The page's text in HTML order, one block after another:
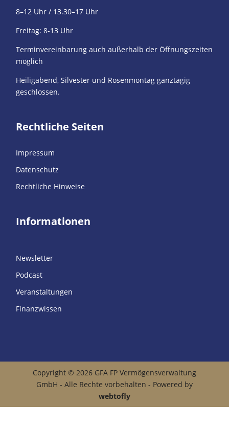
8–12 Uhr / 13.30–17 Uhr
Freitag: 8-13 Uhr
Terminvereinbarung auch außerhalb der Öffnungszeiten
möglich
Heiligabend, Silvester und Rosenmontag ganztägig
geschlossen.
Rechtliche Seiten
Impressum
Datenschutz
Rechtliche Hinweise
Informationen
Newsletter
Podcast
Veranstaltungen
Finanzwissen
Copyright © 2026 GFA FP Vermögensverwaltung
GmbH - Alle Rechte vorbehalten - Powered by
webtofly